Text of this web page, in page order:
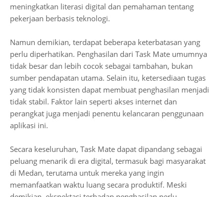
meningkatkan literasi digital dan pemahaman tentang
pekerjaan berbasis teknologi.
Namun demikian, terdapat beberapa keterbatasan yang
perlu diperhatikan. Penghasilan dari Task Mate umumnya
tidak besar dan lebih cocok sebagai tambahan, bukan
sumber pendapatan utama. Selain itu, ketersediaan tugas
yang tidak konsisten dapat membuat penghasilan menjadi
tidak stabil. Faktor lain seperti akses internet dan
perangkat juga menjadi penentu kelancaran penggunaan
aplikasi ini.
Secara keseluruhan, Task Mate dapat dipandang sebagai
peluang menarik di era digital, termasuk bagi masyarakat
di Medan, terutama untuk mereka yang ingin
memanfaatkan waktu luang secara produktif. Meski